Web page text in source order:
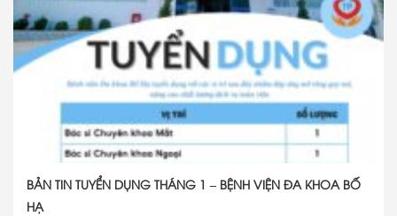
BẢN TIN TUYỂN DỤNG THÁNG 1 – BỆNH VIỆN ĐA KHOA BỐ
HẠ